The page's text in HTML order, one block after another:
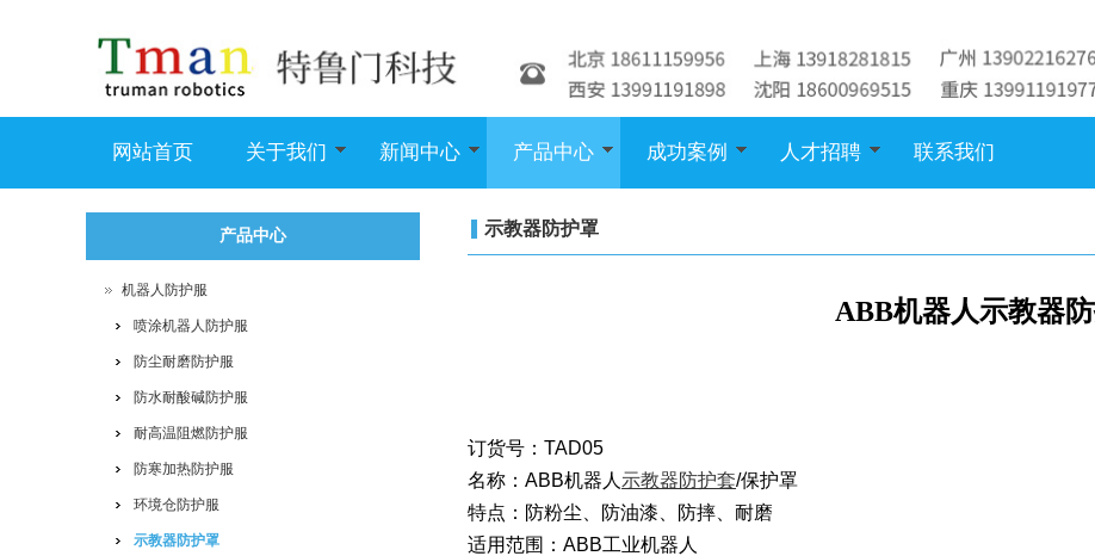
网站首页 关于我们 新闻中心 产品中心 成功案例 人才招聘 联系我们
示教器防护罩
ABB机器人示教器
订货号：TAD05
名称：ABB机器人 示教器防护套/保护罩
特点：防粉尘、防油漆、防摔、耐磨
适用范围：ABB工业机器人
产品中心
机器人防护服
喷涂机器人防护服
防尘耐磨防护服
防水耐酸碱防护服
耐高温阻燃防护服
防寒加热防护服
环境仓防护服
示教器防护罩